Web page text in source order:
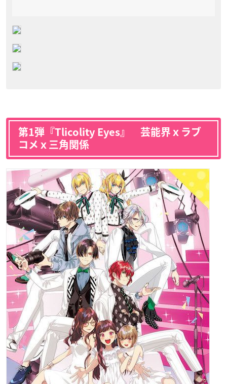
第1弾『Tlicolity Eyes』 芸能界ｘラブ
コメｘ三角関係